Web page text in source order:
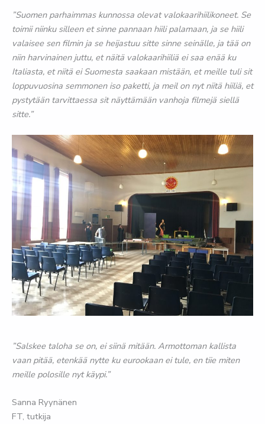
”Suomen parhaimmas kunnossa olevat valokaarihiilikoneet. Se
toimii niinku silleen et sinne pannaan hiili palamaan, ja se hiili
valaisee sen filmin ja se heijastuu sitte sinne seinälle, ja tää on
niin harvinainen juttu, et näitä valokaarihiiliä ei saa enää ku
Italiasta, et niitä ei Suomesta saakaan mistään, et meille tuli sit
loppuvuosina semmonen iso paketti, ja meil on nyt niitä hiiliä, et
pystytään tarvittaessa sit näyttämään vanhoja filmejä siellä
sitte.”
”Salskee taloha se on, ei siinä mitään. Armottoman kallista
vaan pitää, etenkää nytte ku eurookaan ei tule, en tiie miten
meille polosille nyt käypi.”
Sanna Ryynänen
FT, tutkija